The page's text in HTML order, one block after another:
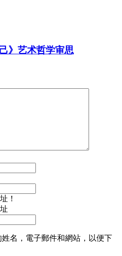
》艺术哲学审思
！
名，電子郵件和網站，以便下